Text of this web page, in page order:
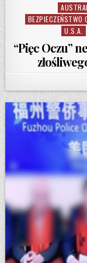
Posted
BEZPIECZEŃSTWO
U.S.A.
“Pięc Oczu”